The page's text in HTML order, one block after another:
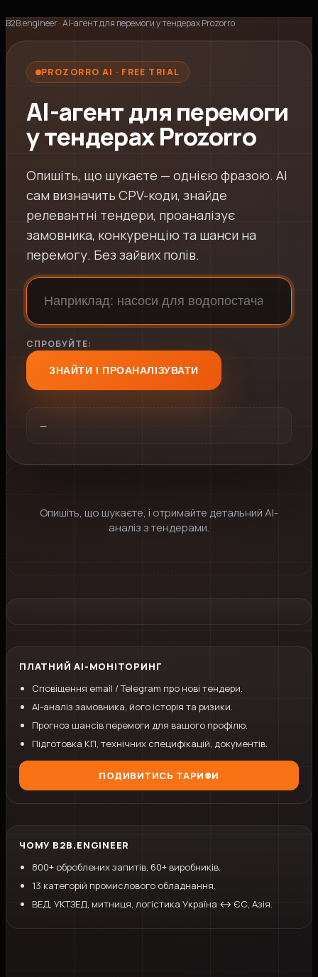
B2B.engineer·AI-агент для перемоги у тендерах Prozorro
PROZORRO AI · FREE TRIAL
AI-агент для перемоги
у тендерах Prozorro
Опишіть, що шукаєте — однією фразою. AI
сам визначить CPV-коди, знайде
релевантні тендери, проаналізує
замовника, конкуренцію та шанси на
перемогу. Без зайвих полів.
СПРОБУЙТЕ:
ЗНАЙТИ І ПРОАНАЛІЗУВАТИ
—
Опишіть, що шукаєте, і отримайте детальний AI-
аналіз з тендерами.
ПЛАТНИЙ AI-МОНІТОРИНГ
Сповіщення email / Telegram про нові тендери.
AI-аналіз замовника, його історія та ризики.
Прогноз шансів перемоги для вашого профілю.
Підготовка КП, технічних специфікацій, документів.
ПОДИВИТИСЬ ТАРИФИ
ЧОМУ B2B.ENGINEER
800+ оброблених запитів, 60+ виробників.
13 категорій промислового обладнання.
ВЕД, УКТЗЕД, митниця, логістика Україна ↔ ЄС, Азія.